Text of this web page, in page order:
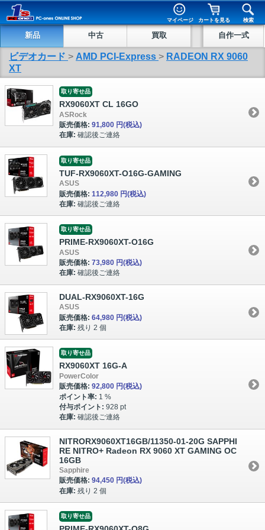
マイページ カートを見る 検索
新品 中古 買取 自作一式
ビデオカード > AMD PCI-Express > RADEON RX 9060
XT
取り寄せ品
RX9060XT CL 16GO
ASRock
販売価格: 91,800 円(税込)
在庫: 確認後ご連絡
取り寄せ品
TUF-RX9060XT-O16G-GAMING
ASUS
販売価格: 112,980 円(税込)
在庫: 確認後ご連絡
取り寄せ品
PRIME-RX9060XT-O16G
ASUS
販売価格: 73,980 円(税込)
在庫: 確認後ご連絡
DUAL-RX9060XT-16G
ASUS
販売価格: 64,980 円(税込)
在庫: 残り 2 個
取り寄せ品
RX9060XT 16G-A
PowerColor
販売価格: 92,800 円(税込)
ポイント率: 1 %
付与ポイント: 928 pt
在庫: 確認後ご連絡
NITRORX9060XT16GB/11350-01-20G SAPPHI
RE NITRO+ Radeon RX 9060 XT GAMING OC
16GB
Sapphire
販売価格: 94,450 円(税込)
在庫: 残り 2 個
取り寄せ品